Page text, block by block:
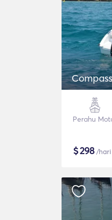
Perahu
$298/hari